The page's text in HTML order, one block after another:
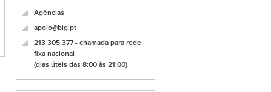
Agências
apoio@big.pt
213 305 377 - chamada para rede
fixa nacional
(dias úteis das 8:00 às 21:00)